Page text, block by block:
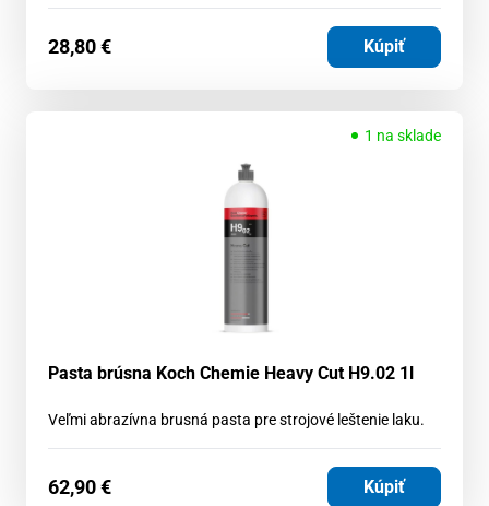
28,80€ Kúpiť
1 na sklade
Pasta brúsna Koch Chemie Heavy Cut H9.02 1l
Veľmi abrazívna brusná pasta pre strojové leštenie laku.
62,90€ Kúpiť